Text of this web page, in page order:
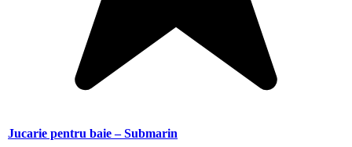
Jucarie pentru baie – Submarin